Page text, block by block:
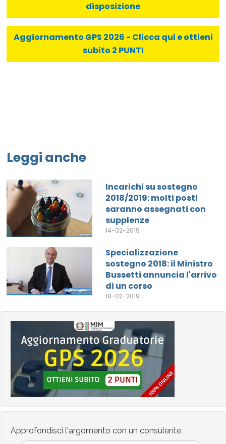
disposizione
Aggiornamento GPS 2026 - Clicca qui e ottieni
subito 2 PUNTI
Leggi anche
Incarichi su sostegno
2018/2019: molti posti
saranno assegnati con
supplenze
14-02-2019
Specializzazione
sostegno 2018: il Ministro
Bussetti annuncia l'arrivo
di un corso
18-02-2019
Approfondisci l'argomento con un consulente